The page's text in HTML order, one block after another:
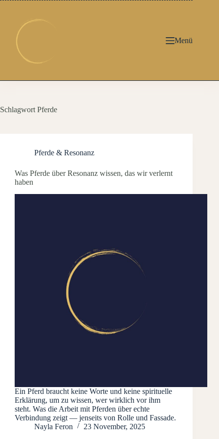
springen
Menü
Schlagwort Pferde
Pferde & Resonanz
Was Pferde über Resonanz wissen, das wir verlernt
haben
Ein Pferd braucht keine Worte und keine spirituelle
Erklärung, um zu wissen, wer wirklich vor ihm
steht. Was die Arbeit mit Pferden über echte
Verbindung zeigt — jenseits von Rolle und Fassade.
Nayla Feron
23 November, 2025